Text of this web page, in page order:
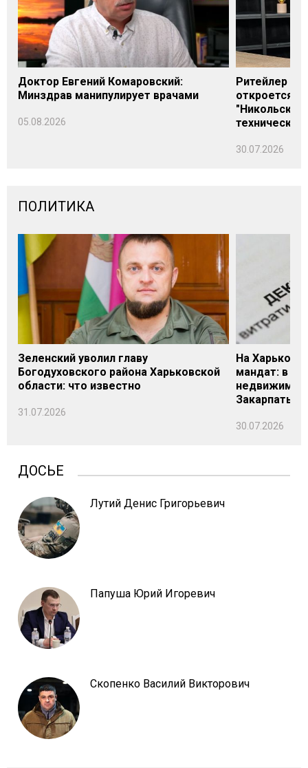
Доктор Евгений Комаровский:
Минздрав манипулирует врачами
05.08.2026
Ритейлер
откроется
технических
30.07.2026
ПОЛИТИКА
Зеленский уволил главу
Богодуховского района Харьковской
области: что известно
31.07.2026
На
мандат: в
Закарпатье
30.07.2026
ДОСЬЕ
Лутий Денис Григорьевич
Папуша Юрий Игоревич
Скопенко Василий Викторович